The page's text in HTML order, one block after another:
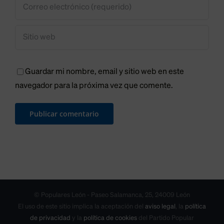
Guardar mi nombre, email y sitio web en este
navegador para la próxima vez que comente.
© Populares León - Paseo Salamanca, 25, 24009 León
El uso de este sitio implica la aceptación del aviso legal , la política
de privacidad y la política de cookies del Partido Popular